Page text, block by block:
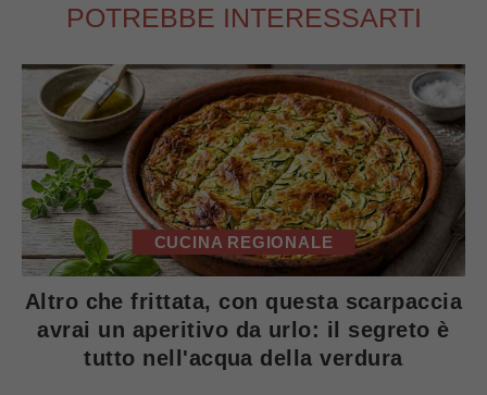
POTREBBE INTERESSARTI
CUCINA REGIONALE
Altro che frittata, con questa scarpaccia
avrai un aperitivo da urlo: il segreto è
tutto nell'acqua della verdura